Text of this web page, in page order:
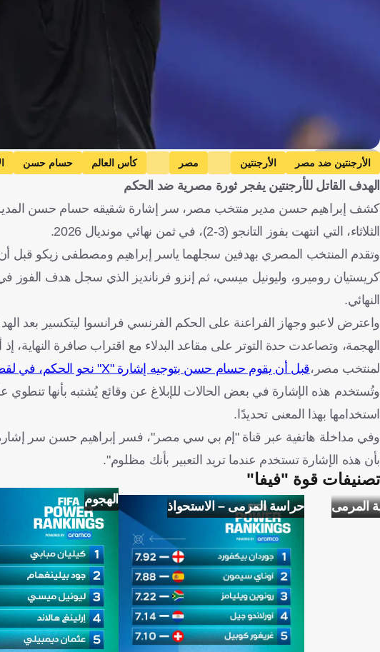
Getty Images
الأرجنتين ضد مصر الأرجنتين مصر كأس العالم حسام حسن
الهدف القاتل للأرجنتين يفجر ثورة مصرية ضد الحكم
كشف إبراهيم حسن مدير منتخب مصر، سر إشارة شقيقه حسام حسن المدير
الثلاثاء، التي انتهت بفوز التانجو (3-2)، في ثمن نهائي مونديال 2026.
وتقدم المنتخب المصري بهدفين سجلهما ياسر إبراهيم ومصطفى زيكو قبل أن
كريستيان روميرو، وليونيل ميسي، ثم إنزو فرنانديز الذي سجل هدف الفوز في
النهائي.
واعترض لاعبو وجهاز الفراعنة على الحكم الفرنسي فرانسوا ليتكسير بعد
لمنتخب مصر،قبل أن يقوم حسام حسن بتوجيه إشارة "X" نحو الحكم، في لقطة فتحت مجالًا للتساؤلات
وتُستخدم هذه الإشارة في بعض الحالات للإبلاغ عن وقائع يُشتبه بأنها
استخدامها بهذا المعنى تحديدًا.
وفي مداخلة هاتفية عبر قناة "إم بي سي مصر"، فسر إبراهيم حسن سر
بأن هذه الإشارة تستخدم عندما تريد التعبير بأنك مظلوم".
تصنيفات قوة "فيفا"
المرمى حراسة المرمى – الاستحواذ الهجوم